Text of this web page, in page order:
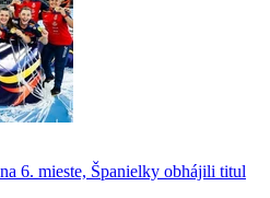
6. mieste, Španielky obhájili titul